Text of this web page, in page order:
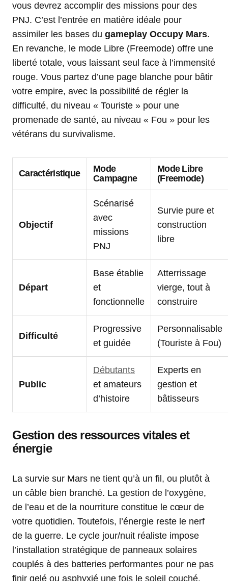
vous devrez accomplir des missions pour des
PNJ. C’est l’entrée en matière idéale pour
assimiler les bases du gameplay Occupy Mars.
En revanche, le mode Libre (Freemode) offre une
liberté totale, vous laissant seul face à l’immensité
rouge. Vous partez d’une page blanche pour bâtir
votre empire, avec la possibilité de régler la
difficulté, du niveau « Touriste » pour une
promenade de santé, au niveau « Fou » pour les
vétérans du survivalisme.
Caractéristique
Mode
Campagne
Mode Libre
(Freemode)
Objectif
Scénarisé
avec
missions
PNJ
Survie pure et
construction
libre
Départ
Base établie
et
fonctionnelle
Atterrissage
vierge, tout à
construire
Difficulté
Progressive
et guidée
Personnalisable
(Touriste à Fou)
Public
Débutants
et amateurs
d’histoire
Experts en
gestion et
bâtisseurs
Gestion des ressources vitales et
énergie
La survie sur Mars ne tient qu’à un fil, ou plutôt à
un câble bien branché. La gestion de l’oxygène,
de l’eau et de la nourriture constitue le cœur de
votre quotidien. Toutefois, l’énergie reste le nerf
de la guerre. Le cycle jour/nuit réaliste impose
l’installation stratégique de panneaux solaires
couplés à des batteries performantes pour ne pas
finir gelé ou asphyxié une fois le soleil couché.